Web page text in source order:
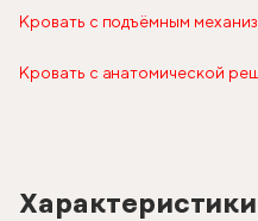
Кровать с подъёмным
Кровать с анатомической
Характеристики